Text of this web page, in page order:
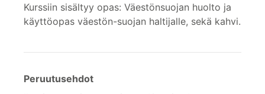
Kurssiin sisältyy opas: Väestönsuojan huolto ja
käyttöopas väestön-suojan haltijalle, sekä kahvi.
Peruutusehdot